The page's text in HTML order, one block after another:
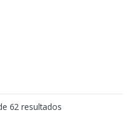
62 resultados